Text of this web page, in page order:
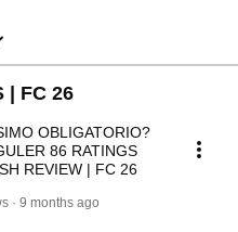
| FC 26
OBLIGATORIO?
86 RATINGS
REVIEW | FC 26
9 months ago